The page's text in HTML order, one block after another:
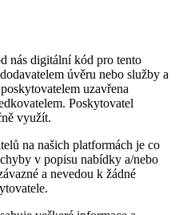
nás digitální kód pro tento
úvěru nebo služby a
uzavřena
Poskytovatel
využít.
na našich platformách je co
v popisu nabídky a/nebo
a nevedou k žádné